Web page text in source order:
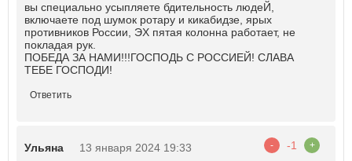
вы специально усыпляете бдительность людеЙ,
включаете под шумок ротару и кикабидзе, ярых
противников России, ЭХ пятая колонна работает, не
покладая рук.
ПОБЕДА ЗА НАМИ!!!ГОСПОДЬ С РОССИЕЙ! СЛАВА
ТЕБЕ ГОСПОДИ!
Ответить
Ульяна 13 января 2024 19:33 - -1 +